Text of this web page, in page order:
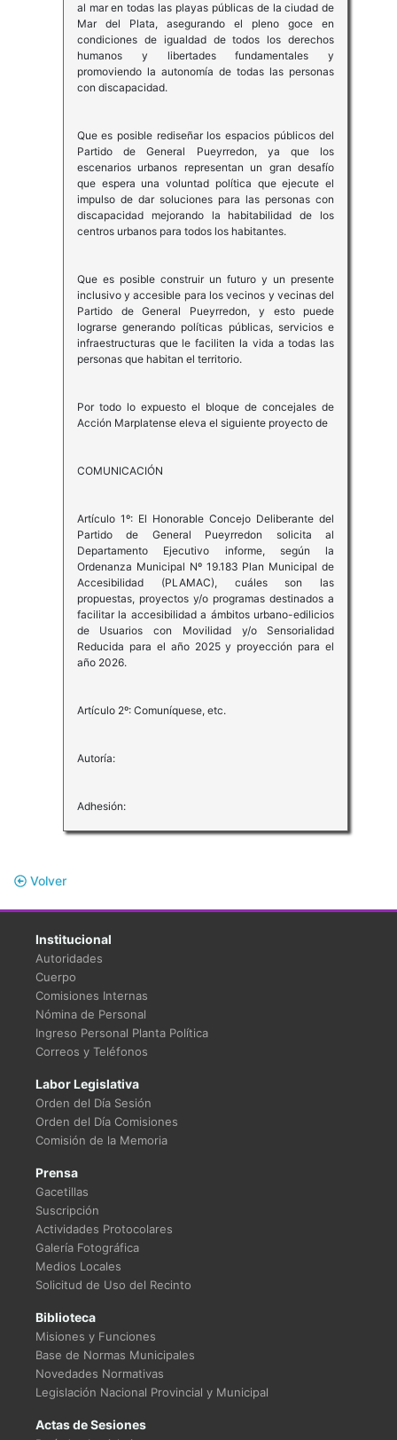
al mar en todas las playas públicas de la ciudad de
Mar del Plata, asegurando el pleno goce en
condiciones de igualdad de todos los derechos
humanos y libertades fundamentales y
promoviendo la autonomía de todas las personas
con discapacidad.
Que es posible rediseñar los espacios públicos del
Partido de General Pueyrredon, ya que los
escenarios urbanos representan un gran desafío
que espera una voluntad política que ejecute el
impulso de dar soluciones para las personas con
discapacidad mejorando la habitabilidad de los
centros urbanos para todos los habitantes.
Que es posible construir un futuro y un presente
inclusivo y accesible para los vecinos y vecinas del
Partido de General Pueyrredon, y esto puede
lograrse generando políticas públicas, servicios e
infraestructuras que le faciliten la vida a todas las
personas que habitan el territorio.
Por todo lo expuesto el bloque de concejales de
Acción Marplatense eleva el siguiente proyecto de
COMUNICACIÓN
Artículo 1º: El Honorable Concejo Deliberante del
Partido de General Pueyrredon solicita al
Departamento Ejecutivo informe, según la
Ordenanza Municipal Nº 19.183 Plan Municipal de
Accesibilidad (PLAMAC), cuáles son las
propuestas, proyectos y/o programas destinados a
facilitar la accesibilidad a ámbitos urbano-edilicios
de Usuarios con Movilidad y/o Sensorialidad
Reducida para el año 2025 y proyección para el
año 2026.
Artículo 2º: Comuníquese, etc.
Autoría:
Adhesión:
Volver
Institucional
Autoridades
Cuerpo
Comisiones Internas
Nómina de Personal
Ingreso Personal Planta Política
Correos y Teléfonos
Labor Legislativa
Orden del Día Sesión
Orden del Día Comisiones
Comisión de la Memoria
Prensa
Gacetillas
Suscripción
Actividades Protocolares
Galería Fotográfica
Medios Locales
Solicitud de Uso del Recinto
Biblioteca
Misiones y Funciones
Base de Normas Municipales
Novedades Normativas
Legislación Nacional Provincial y Municipal
Actas de Sesiones